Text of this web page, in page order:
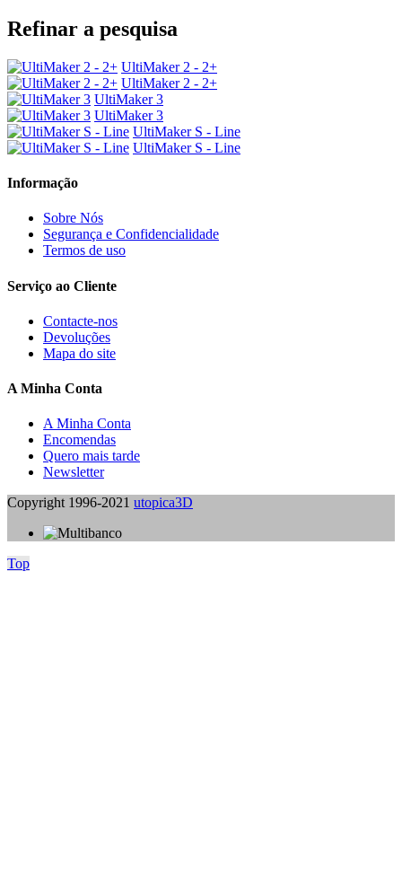
Refinar a pesquisa
UltiMaker 2 - 2+
UltiMaker 2 - 2+
UltiMaker 3
UltiMaker 3
UltiMaker S - Line
UltiMaker S - Line
Informação
Sobre Nós
Segurança e Confidencialidade
Termos de uso
Serviço ao Cliente
Contacte-nos
Devoluções
Mapa do site
A Minha Conta
A Minha Conta
Encomendas
Quero mais tarde
Newsletter
Copyright 1996-2021 utopica3D
Top